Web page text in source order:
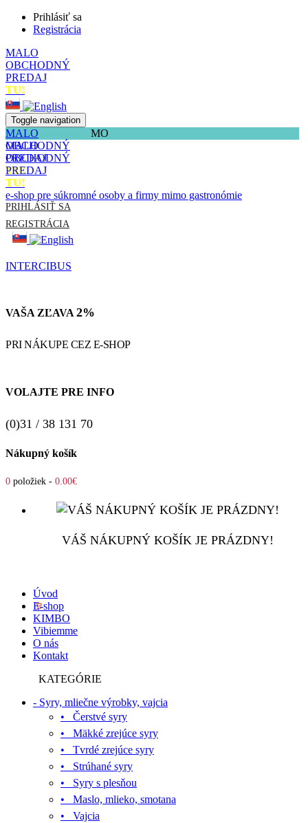
Prihlásiť sa
Registrácia
MALO
OBCHODNÝ
PREDAJ
TU!
Toggle navigation
MALO
OBCHODNÝ
PREDAJ
TU!
MO
MALO
OBCHODNÝ
PREDAJ
TU!
e-shop pre súkromné osoby a firmy mimo gastronómie
PRIHLÁSIŤ SA
REGISTRÁCIA
INTERCIBUS
VAŠA ZĽAVA 2%
PRI NÁKUPE CEZ E-SHOP
VOLAJTE PRE INFO
(0)31 / 38 131 70
Nákupný košík
0 položiek - 0.00€
VÁŠ NÁKUPNÝ KOŠÍK JE PRÁZDNY!
Úvod
E-shop
KIMBO
Vibiemme
O nás
Kontakt
KATEGÓRIE
- Syry, mliečne výrobky, vajcia
• Čerstvé syry
• Mäkké zrejúce syry
• Tvrdé zrejúce syry
• Strúhané syry
• Syry s plesňou
• Maslo, mlieko, smotana
• Vajcia